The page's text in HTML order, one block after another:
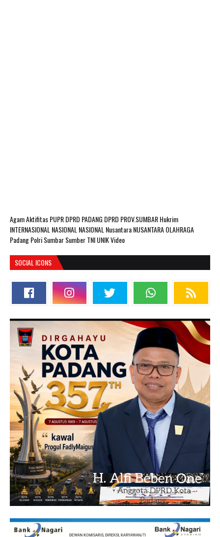
AgamAktifitas PUPRDPRD PADANG DPRD PROV.SUMBARHukrim
INTERNASIONAL NASIONAL NASIONAL NusantaraNUSANTARAOLAHRAGA
PadangPolriSumbarSumberTNIUNIKVideo
SOCIAL ICONS